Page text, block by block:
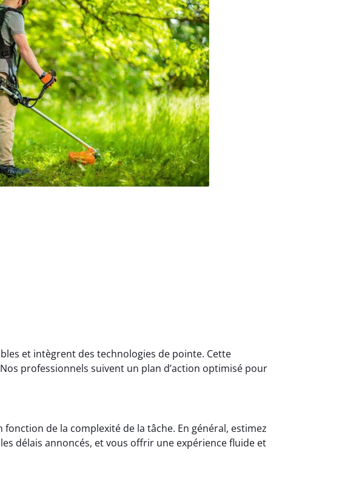
et intègrent des technologies de pointe. Cette
professionnels suivent un plan d’action optimisé pour
de la complexité de la tâche. En général, estimez
délais annoncés, et vous offrir une expérience fluide et